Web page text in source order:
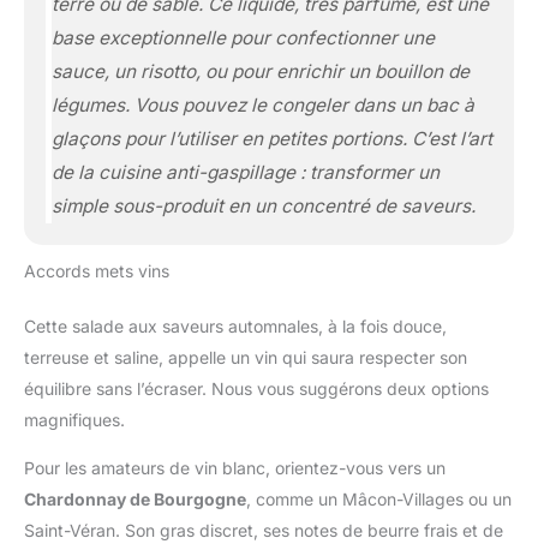
terre ou de sable. Ce liquide, très parfumé, est une
base exceptionnelle pour confectionner une
sauce, un risotto, ou pour enrichir un bouillon de
légumes. Vous pouvez le congeler dans un bac à
glaçons pour l’utiliser en petites portions. C’est l’art
de la cuisine anti-gaspillage : transformer un
simple sous-produit en un concentré de saveurs.
Accords mets vins
Cette salade aux saveurs automnales, à la fois douce,
terreuse et saline, appelle un vin qui saura respecter son
équilibre sans l’écraser. Nous vous suggérons deux options
magnifiques.
Pour les amateurs de vin blanc, orientez-vous vers un
Chardonnay de Bourgogne , comme un Mâcon-Villages ou un
Saint-Véran. Son gras discret, ses notes de beurre frais et de